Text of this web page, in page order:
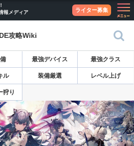
報メディア
ライター募集
攻略Wiki
最強デバイス 最強クラス
ル 装備厳選 レベル上げ
狩り